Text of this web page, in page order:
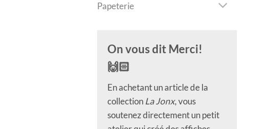
Papeterie
On vous dit Merci!
🙌🏻
En achetant un article de la
collectionLa Jonx, vous
soutenez directement un petit